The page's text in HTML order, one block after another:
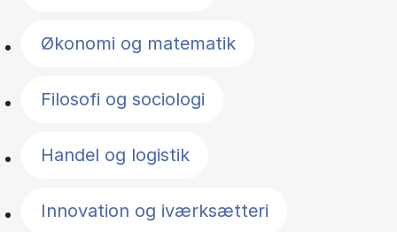
Økonomi og matematik
Filosofi og sociologi
Handel og logistik
Innovation og iværksætteri